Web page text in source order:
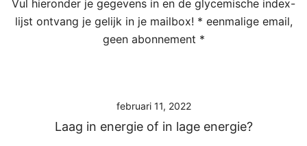
Vul hieronder je gegevens in en de glycemische index-
lijst ontvang je gelijk in je mailbox! * eenmalige email,
geen abonnement *
februari 11, 2022
Laag in energie of in lage energie?